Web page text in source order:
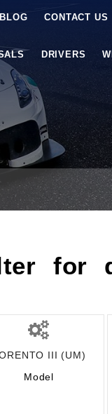
BLOG CONTACT US
DRIVERS
for
III (UM)
Model